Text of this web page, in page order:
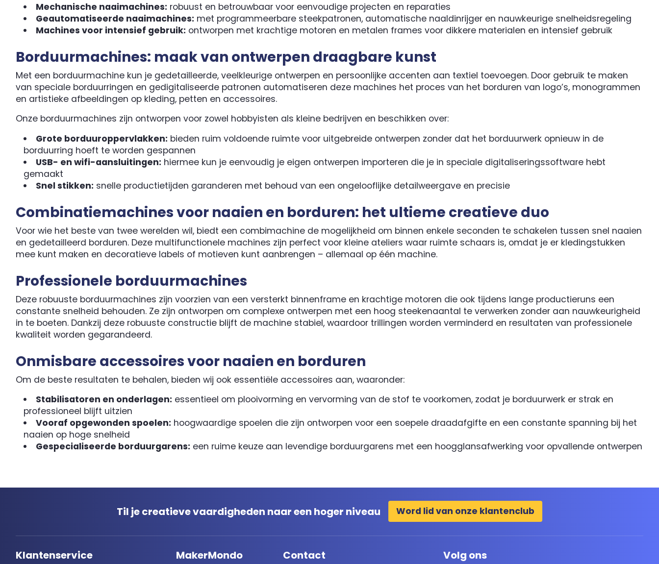
Mechanische naaimachines: robuust en betrouwbaar voor eenvoudige projecten en reparaties
Geautomatiseerde naaimachines: met programmeerbare steekpatronen, automatische naaldinrijger en nauwkeurige snelheidsregeling
Machines voor intensief gebruik: ontworpen met krachtige motoren en metalen frames voor dikkere materialen en intensief gebruik
Borduurmachines: maak van ontwerpen draagbare kunst
Met een borduurmachine kun je gedetailleerde, veelkleurige ontwerpen en persoonlijke accenten aan textiel toevoegen. Door gebruik te maken
van speciale borduurringen en gedigitaliseerde patronen automatiseren deze machines het proces van het borduren van logo’s, monogrammen
en artistieke afbeeldingen op kleding, petten en accessoires.
Onze borduurmachines zijn ontworpen voor zowel hobbyisten als kleine bedrijven en beschikken over:
Grote borduuroppervlakken: bieden ruim voldoende ruimte voor uitgebreide ontwerpen zonder dat het borduurwerk opnieuw in de
borduurring hoeft te worden gespannen
USB- en wifi-aansluitingen: hiermee kun je eenvoudig je eigen ontwerpen importeren die je in speciale digitaliseringssoftware hebt
gemaakt
Snel stikken: snelle productietijden garanderen met behoud van een ongelooflijke detailweergave en precisie
Combinatiemachines voor naaien en borduren: het ultieme creatieve duo
Voor wie het beste van twee werelden wil, biedt een combimachine de mogelijkheid om binnen enkele seconden te schakelen tussen snel naaien
en gedetailleerd borduren. Deze multifunctionele machines zijn perfect voor kleine ateliers waar ruimte schaars is, omdat je er kledingstukken
mee kunt maken en decoratieve labels of motieven kunt aanbrengen – allemaal op één machine.
Professionele borduurmachines
Deze robuuste borduurmachines zijn voorzien van een versterkt binnenframe en krachtige motoren die ook tijdens lange productieruns een
constante snelheid behouden. Ze zijn ontworpen om complexe ontwerpen met een hoog steekenaantal te verwerken zonder aan nauwkeurigheid
in te boeten. Dankzij deze robuuste constructie blijft de machine stabiel, waardoor trillingen worden verminderd en resultaten van professionele
kwaliteit worden gegarandeerd.
Onmisbare accessoires voor naaien en borduren
Om de beste resultaten te behalen, bieden wij ook essentiële accessoires aan, waaronder:
Stabilisatoren en onderlagen: essentieel om plooivorming en vervorming van de stof te voorkomen, zodat je borduurwerk er strak en
professioneel blijft uitzien
Vooraf opgewonden spoelen: hoogwaardige spoelen die zijn ontworpen voor een soepele draadafgifte en een constante spanning bij het
naaien op hoge snelheid
Gespecialiseerde borduurgarens: een ruime keuze aan levendige borduurgarens met een hoogglansafwerking voor opvallende ontwerpen
Til je creatieve vaardigheden naar een hoger niveau Word lid van onze klantenclub
Klantenservice MakerMondo Contact Volg ons